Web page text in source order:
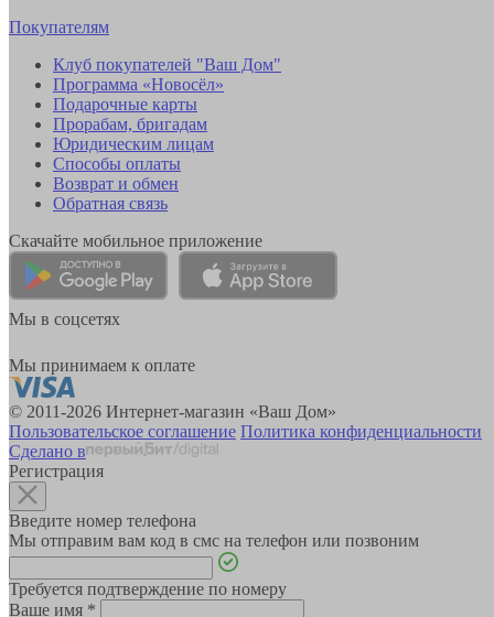
Покупателям
Клуб покупателей "Ваш Дом"
Программа «Новосёл»
Подарочные карты
Прорабам, бригадам
Юридическим лицам
Способы оплаты
Возврат и обмен
Обратная связь
Скачайте мобильное приложение
Мы в соцсетях
Мы принимаем к оплате
© 2011-2026 Интернет-магазин «Ваш Дом»
Пользовательское соглашение Политика конфиденциальности
Сделано в
Регистрация
Введите номер телефона
Мы отправим вам код в смс на телефон или позвоним
Требуется подтверждение по номеру
Ваше имя *